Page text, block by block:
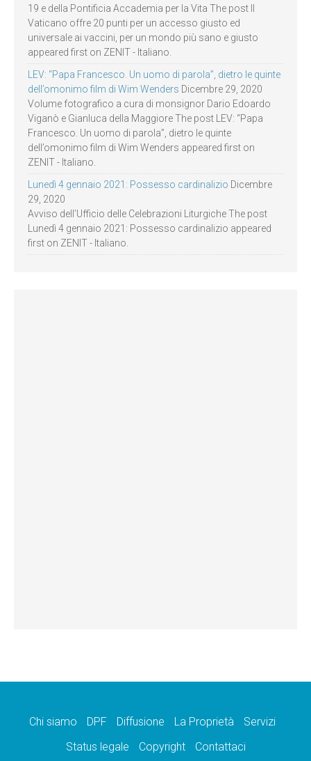
19 e della Pontificia Accademia per la Vita The post Il
Vaticano offre 20 punti per un accesso giusto ed
universale ai vaccini, per un mondo più sano e giusto
appeared first on ZENIT - Italiano.
LEV: “Papa Francesco. Un uomo di parola”, dietro le quinte
dell’omonimo film di Wim Wenders Dicembre 29, 2020
Volume fotografico a cura di monsignor Dario Edoardo
Viganò e Gianluca della Maggiore The post LEV: “Papa
Francesco. Un uomo di parola”, dietro le quinte
dell’omonimo film di Wim Wenders appeared first on
ZENIT - Italiano.
Lunedì 4 gennaio 2021: Possesso cardinalizio Dicembre
29, 2020
Avviso dell’Ufficio delle Celebrazioni Liturgiche The post
Lunedì 4 gennaio 2021: Possesso cardinalizio appeared
first on ZENIT - Italiano.
Chi siamo DPF Diffusione La Proprietà
Servizi
Status legale
Copyright Contattaci